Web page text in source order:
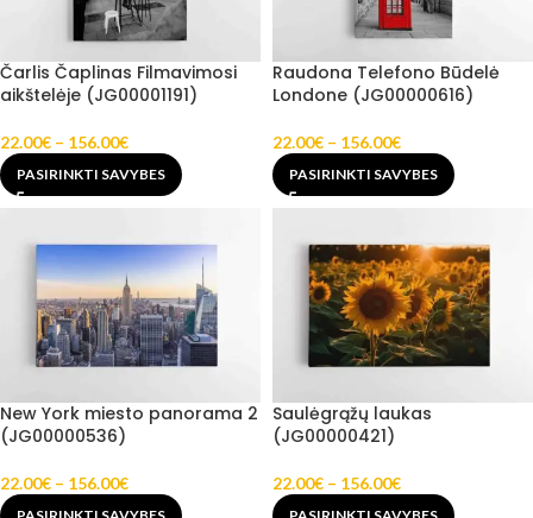
Čarlis Čaplinas Filmavimosi
aikštelėje (JG00001191)
22.00€ – 156.00€
PASIRINKTI SAVYBES
Raudona Telefono Būdelė
Londone (JG00000616)
22.00€ – 156.00€
PASIRINKTI SAVYBES
New York miesto panorama 2
(JG00000536)
22.00€ – 156.00€
Saulėgrąžų laukas
(JG00000421)
22.00€ – 156.00€